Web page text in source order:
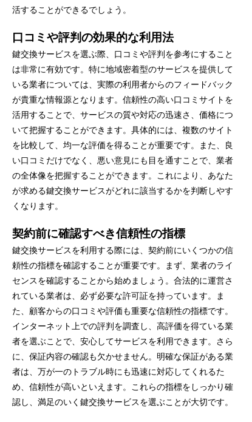
活することができるでしょう。
口コミや評判の効果的な利用法
鍵交換サービスを選ぶ際、口コミや評判を参考にすること
は非常に有効です。特に地域密着型のサービスを提供して
いる業者については、実際の利用者からのフィードバック
が貴重な情報源となります。信頼性の高い口コミサイトを
活用することで、サービスの質や対応の迅速さ、価格につ
いて把握することができます。具体的には、複数のサイト
を比較して、均一な評価を得ることが重要です。また、良
い口コミだけでなく、悪い意見にも目を通すことで、業者
の全体像を把握することができます。これにより、あなた
が求める鍵交換サービスがどれに該当するかを判断しやす
くなります。
契約前に確認すべき信頼性の指標
鍵交換サービスを利用する際には、契約前にいくつかの信
頼性の指標を確認することが重要です。まず、業者のライ
センスを確認することから始めましょう。合法的に運営さ
れている業者は、必ず必要な許可証を持っています。ま
た、顧客からの口コミや評価も重要な信頼性の指標です。
インターネット上での評判を調査し、高評価を得ている業
者を選ぶことで、安心してサービスを利用できます。さら
に、保証内容の確認も欠かせません。明確な保証がある業
者は、万が一のトラブル時にも迅速に対応してくれるた
め、信頼性が高いといえます。これらの指標をしっかり確
認し、満足のいく鍵交換サービスを選ぶことが大切です。